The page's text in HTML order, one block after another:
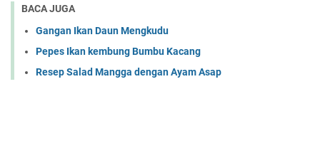
BACA JUGA
Gangan Ikan Daun Mengkudu
Pepes Ikan kembung Bumbu Kacang
Resep Salad Mangga dengan Ayam Asap